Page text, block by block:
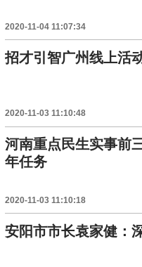
2020-11-04 11:07:34
招才引智广州线上活
2020-11-03 11:10:48
河南重点民生实事前
年任务
2020-11-03 11:10:18
安阳市市长袁家健：